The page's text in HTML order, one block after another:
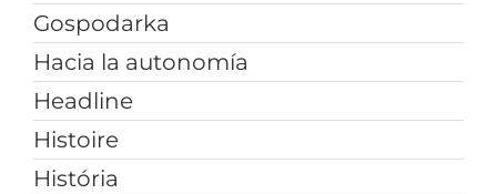
Gospodarka
Hacia la autonomía
Headline
Histoire
História